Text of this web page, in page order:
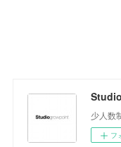
少人数
フ